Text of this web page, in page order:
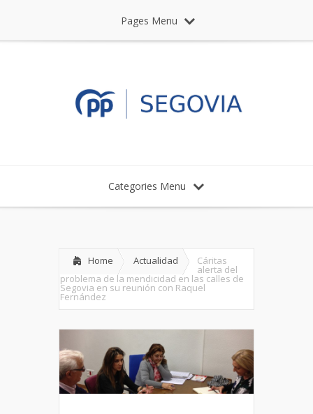
Pages Menu
Categories Menu
Home Actualidad Cáritas
alerta del
problema de la mendicidad en las calles de
Segovia en su reunión con Raquel
Fernández